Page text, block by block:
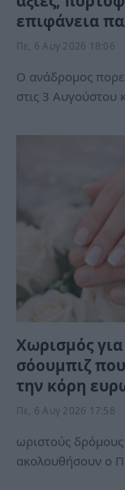
επιφάνεια
Πε, 6 Αυγ 2026 18:06
Ο ανάδρομος
στις 3 Αυγούστου
Χωρισμός
σόουμπιζ
την κόρη
Πε, 6 Αυγ 2026 17:58
ωριστούς
ακολουθήσουν ο